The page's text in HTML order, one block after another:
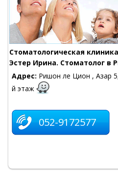
Стоматологическая
Эстер Ирина. Стоматолог в
Адрес: Ришон ле Цион , Азар
й этаж
052-9172577